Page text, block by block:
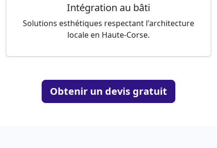
Intégration au bâti
Solutions esthétiques respectant l'architecture
locale en Haute-Corse.
Obtenir un devis gratuit